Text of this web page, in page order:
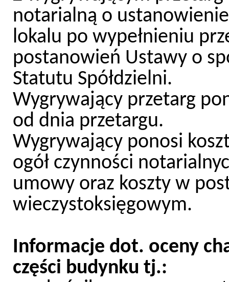
notarialną o
lokalu po wypełnieniu
postanowień Ustawy o
Statutu Spółdzielni.
Wygrywający przetarg
od dnia przetargu.
Wygrywający ponosi
ogół czynności
umowy oraz koszty w
wieczystoksięgowym.
Informacje dot. oceny
części budynku tj.: